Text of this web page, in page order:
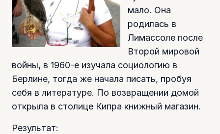
мало. Она
родилась в
Лимассоле после
Второй мировой
войны, в 1960-е изучала социологию в
Берлине, тогда же начала писать, пробуя
себя в литературе. По возвращении домой
открыла в столице Кипра книжный магазин.
Результат: